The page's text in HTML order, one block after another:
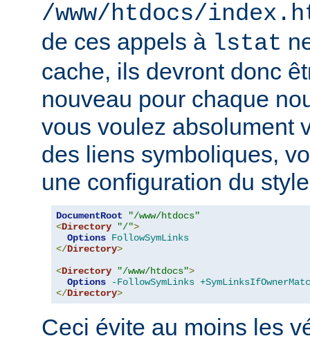
/www/htdocs/
de ces appels à lstat
cache, ils devront donc
nouveau pour chaque
vous voulez absolument
des liens symboliques,
une configuration du
DocumentRoot
"/www/htdocs"
<Directory "/">
Options FollowSymLinks
</Directory>
<Directory "/www/htdocs">
Options
-FollowSymLinks
</Directory>
Ceci évite au moins les